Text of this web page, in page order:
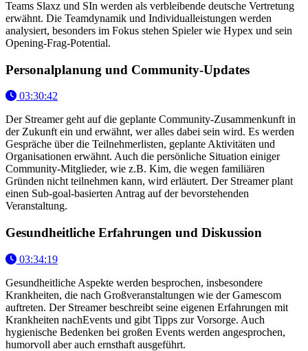
Teams Slaxz und SIn werden als verbleibende deutsche Vertretung
erwähnt. Die Teamdynamik und Individualleistungen werden
analysiert, besonders im Fokus stehen Spieler wie Hypex und sein
Opening-Frag-Potential.
Personalplanung und Community-Updates
03:30:42
Der Streamer geht auf die geplante Community-Zusammenkunft in
der Zukunft ein und erwähnt, wer alles dabei sein wird. Es werden
Gespräche über die Teilnehmerlisten, geplante Aktivitäten und
Organisationen erwähnt. Auch die persönliche Situation einiger
Community-Mitglieder, wie z.B. Kim, die wegen familiären
Gründen nicht teilnehmen kann, wird erläutert. Der Streamer plant
einen Sub-goal-basierten Antrag auf der bevorstehenden
Veranstaltung.
Gesundheitliche Erfahrungen und Diskussion
03:34:19
Gesundheitliche Aspekte werden besprochen, insbesondere
Krankheiten, die nach Großveranstaltungen wie der Gamescom
auftreten. Der Streamer beschreibt seine eigenen Erfahrungen mit
Krankheiten nachEvents und gibt Tipps zur Vorsorge. Auch
hygienische Bedenken bei großen Events werden angesprochen,
humorvoll aber auch ernsthaft ausgeführt.